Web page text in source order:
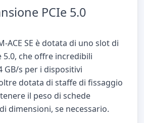
PCIe 5.0
ACE SE è dotata di uno slot di
5.0, che offre incredibili
GB/s per i dispositivi
dotata di staffe di fissaggio
il peso di schede
dimensioni, se necessario.